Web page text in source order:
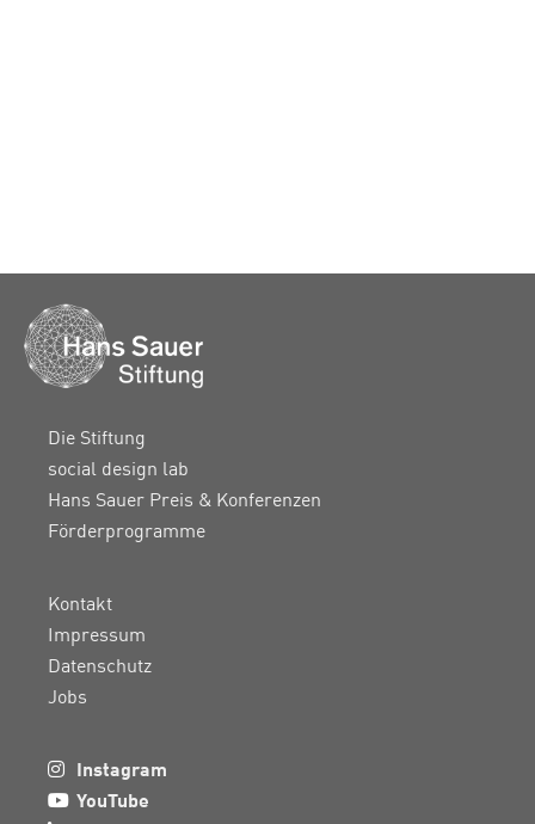
Die Stiftung
social design lab
Hans Sauer Preis & Konferenzen
Förderprogramme
Kontakt
Impressum
Datenschutz
Jobs
Instagram
YouTube